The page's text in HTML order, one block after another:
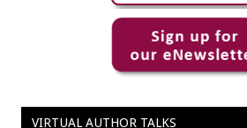
VIRTUAL AUTHOR TALKS